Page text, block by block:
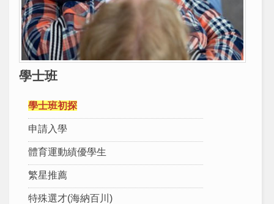
學士班
學士班初探
申請入學
體育運動績優學生
繁星推薦
特殊選才(海納百川)